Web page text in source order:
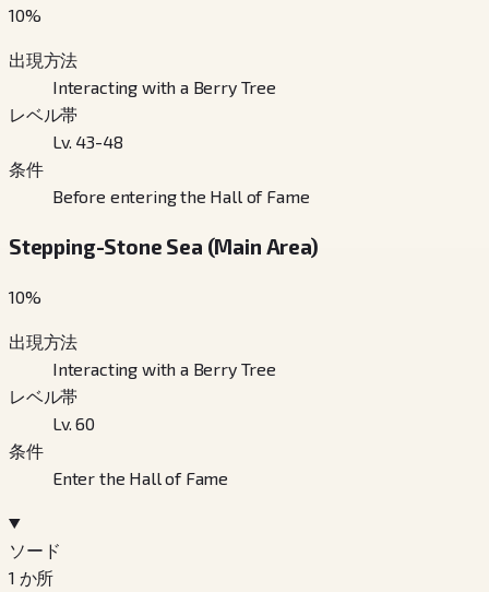
10%
出現方法
Interacting with a Berry Tree
レベル帯
Lv. 43-48
条件
Before entering the Hall of Fame
Stepping-Stone Sea (Main Area)
10%
出現方法
Interacting with a Berry Tree
レベル帯
Lv. 60
条件
Enter the Hall of Fame
ソード
1 か所